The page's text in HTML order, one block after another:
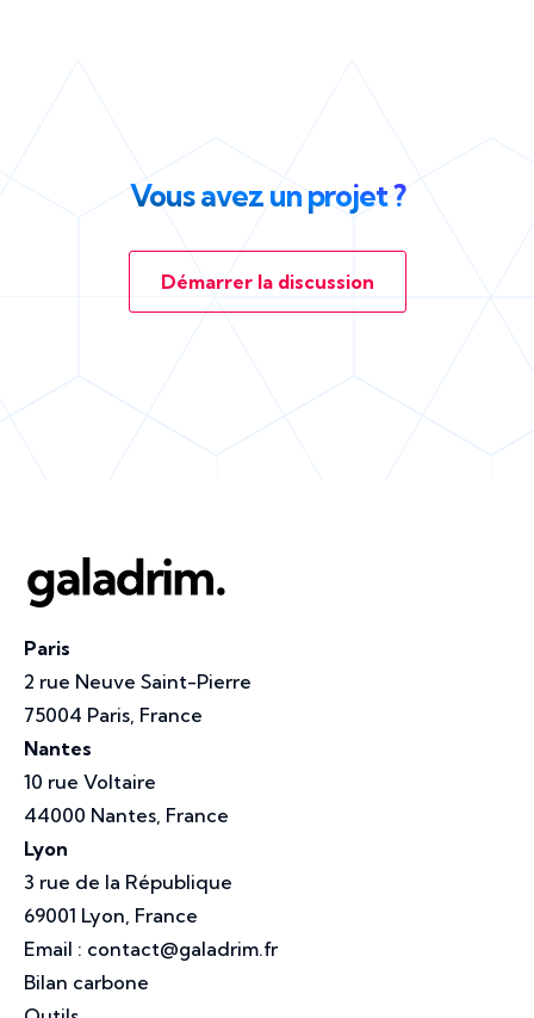
Vous avez un projet ?
Démarrer la discussion
Paris
2 rue Neuve Saint-Pierre
75004 Paris, France
Nantes
10 rue Voltaire
44000 Nantes, France
Lyon
3 rue de la République
69001 Lyon, France
Email : contact@galadrim.fr
Bilan carbone